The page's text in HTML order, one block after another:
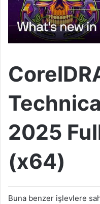
2025
(x64)
Buna benzer işlevlere